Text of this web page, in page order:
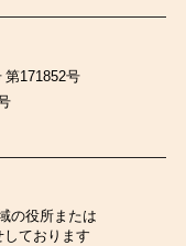
171852号
の役所または
ております